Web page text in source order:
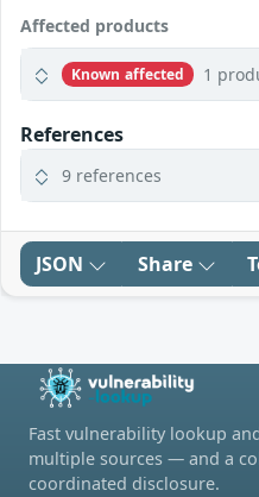
Affected products
Known affected 1
References
9 references
JSON Share
Fast vulnerability lookup
multiple sources — and a
coordinated disclosure.